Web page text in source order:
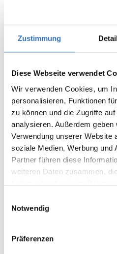
Zustimmung
Diese Webseite verwendet
Wir verwenden Cookies, um
personalisieren, Funktionen
zu können und die Zugriffe
analysieren. Außerdem
Verwendung unserer Website
soziale Medien, Werbung und
Partner führen diese
weiteren Daten zusammen,
haben oder die sie im
Notwendig
Präferenzen
Share your experiences
No reviews found.
others.